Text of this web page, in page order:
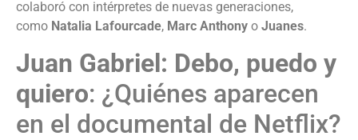
colaboró con intérpretes de nuevas generaciones,
como Natalia Lafourcade, Marc Anthony o Juanes.
Juan Gabriel: Debo, puedo y
quiero: ¿Quiénes aparecen
en el documental de Netflix?